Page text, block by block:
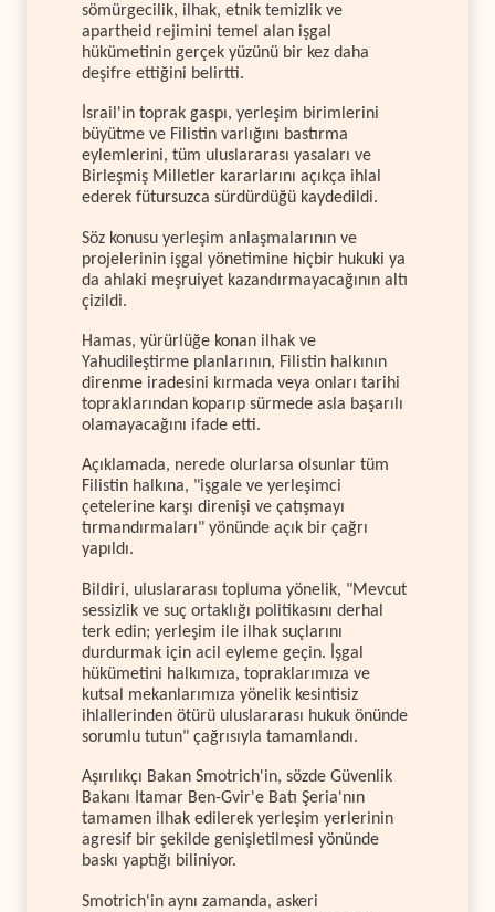
sömürgecilik, ilhak, etnik temizlik ve
apartheid rejimini temel alan işgal
hükümetinin gerçek yüzünü bir kez daha
deşifre ettiğini belirtti.
İsrail'in toprak gaspı, yerleşim birimlerini
büyütme ve Filistin varlığını bastırma
eylemlerini, tüm uluslararası yasaları ve
Birleşmiş Milletler kararlarını açıkça ihlal
ederek fütursuzca sürdürdüğü kaydedildi.
Söz konusu yerleşim anlaşmalarının ve
projelerinin işgal yönetimine hiçbir hukuki ya
da ahlaki meşruiyet kazandırmayacağının altı
çizildi.
Hamas, yürürlüğe konan ilhak ve
Yahudileştirme planlarının, Filistin halkının
direnme iradesini kırmada veya onları tarihi
topraklarından koparıp sürmede asla başarılı
olamayacağını ifade etti.
Açıklamada, nerede olurlarsa olsunlar tüm
Filistin halkına, "işgale ve yerleşimci
çetelerine karşı direnişi ve çatışmayı
tırmandırmaları" yönünde açık bir çağrı
yapıldı.
Bildiri, uluslararası topluma yönelik, "Mevcut
sessizlik ve suç ortaklığı politikasını derhal
terk edin; yerleşim ile ilhak suçlarını
durdurmak için acil eyleme geçin. İşgal
hükümetini halkımıza, topraklarımıza ve
kutsal mekanlarımıza yönelik kesintisiz
ihlallerinden ötürü uluslararası hukuk önünde
sorumlu tutun" çağrısıyla tamamlandı.
Aşırılıkçı Bakan Smotrich'in, sözde Güvenlik
Bakanı Itamar Ben-Gvir'e Batı Şeria'nın
tamamen ilhak edilerek yerleşim yerlerinin
agresif bir şekilde genişletilmesi yönünde
baskı yaptığı biliniyor.
Smotrich'in aynı zamanda, askeri